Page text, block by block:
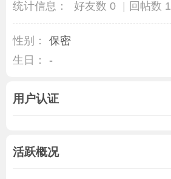
统计信息： 好友数 0 回帖数 1
性别：
保密
生日：
-
用户认证
活跃概况